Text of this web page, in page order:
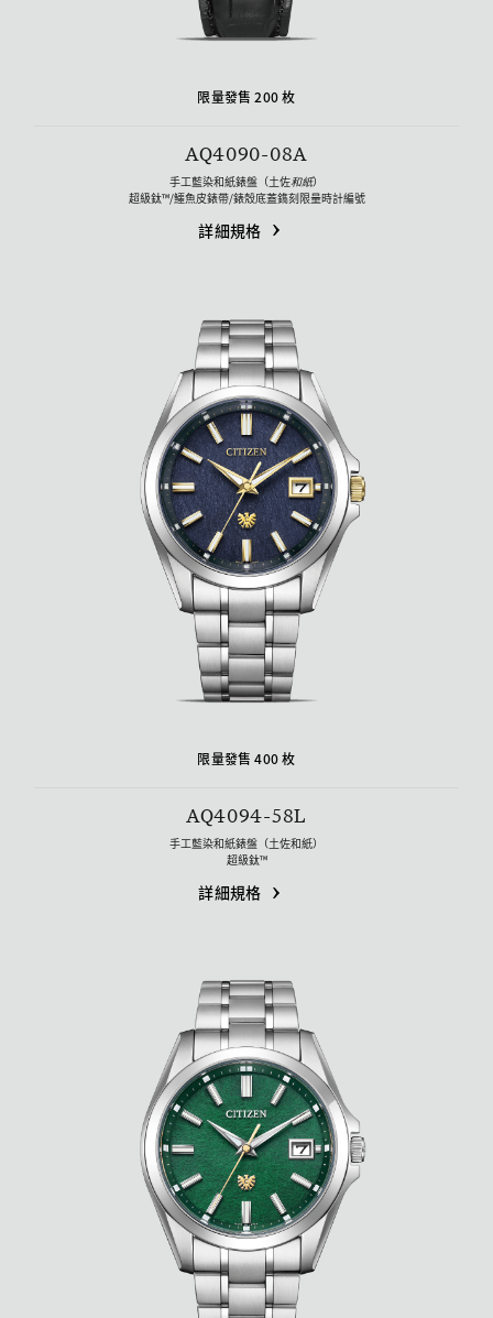
限量發售 200 枚
AQ4090-08A
手工藍染和紙錶盤（土佐和紙）
超級鈦™/鱷魚皮錶帶/錶殼底蓋鐫刻限量時計編號
詳細規格
限量發售 400 枚
AQ4094-58L
手工藍染和紙錶盤（土佐和紙）
超級鈦™
詳細規格